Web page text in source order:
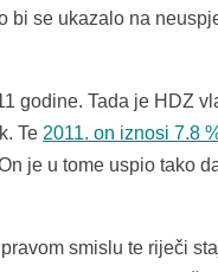
bi se ukazalo na
godine. Tada je HDZ
Te 2011. on iznosi 7.8
je u tome uspio tako
smislu te riječi